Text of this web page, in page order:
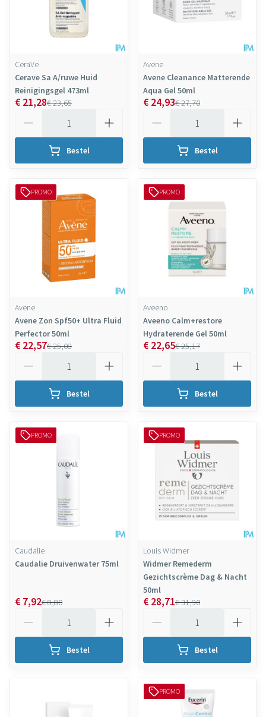
CeraVe
Cerave Sa A/ruwe Huid
Reinigingsgel 473ml
€ 23,65
€ 21,28
Bestel
Avene
Avene Cleanance Matterende
Aqua Gel 50ml
€ 27,70
€ 24,93
Bestel
PROMO
Avene
Avene Zon Spf50+ Ultra Fluid
Perfector 50ml
€ 25,08
€ 22,57
Bestel
PROMO
Aveeno
Aveeno Calm+restore
Hydraterende Gel 50ml
€ 25,17
€ 22,65
Bestel
PROMO
Caudalie
Caudalie Druivenwater 75ml
€ 8,80
€ 7,92
Bestel
PROMO
Louis Widmer
Widmer Remederm
Gezichtscrème Dag & Nacht
50ml
€ 31,90
€ 28,71
Bestel
PROMO